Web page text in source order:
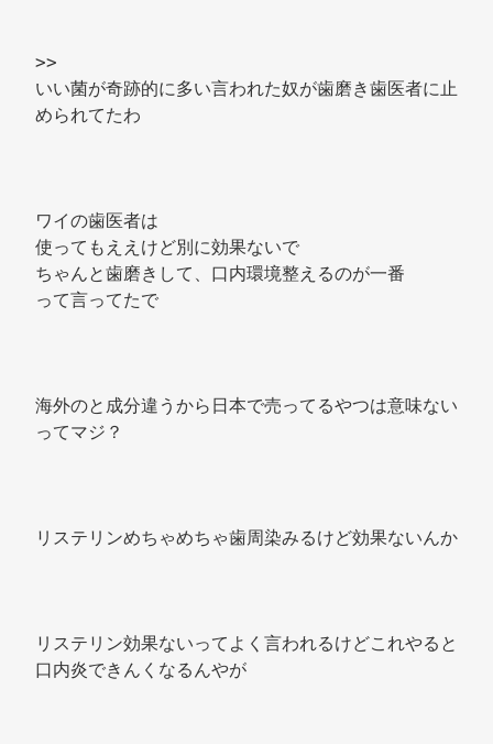
>>
いい菌が奇跡的に多い言われた奴が歯磨き歯医者に止
められてたわ
ワイの歯医者は
使ってもええけど別に効果ないで
ちゃんと歯磨きして、口内環境整えるのが一番
って言ってたで
海外のと成分違うから日本で売ってるやつは意味ない
ってマジ？
リステリン効果ないってよく言われるけどこれやると
口内炎できんくなるんやが